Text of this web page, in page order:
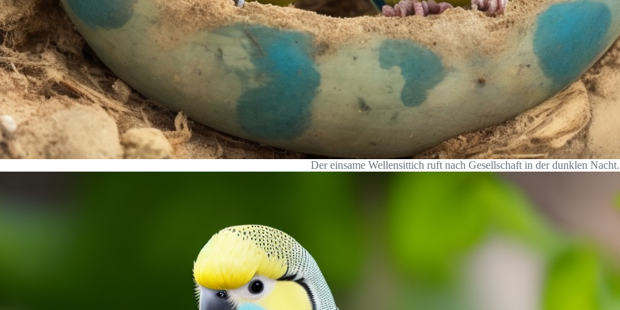
Der einsame Wellensittich ruft nach Gesellschaft in der dunklen Nacht.